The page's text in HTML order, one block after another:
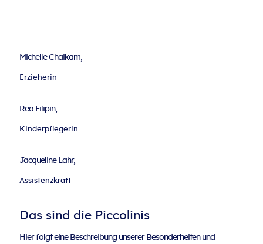
Michelle Chaikam,
Erzieherin
Rea Filipin,
Kinderpflegerin
Jacqueline Lahr,
Assistenzkraft
Das sind die Piccolinis
Hier folgt eine Beschreibung unserer Besonderheiten und